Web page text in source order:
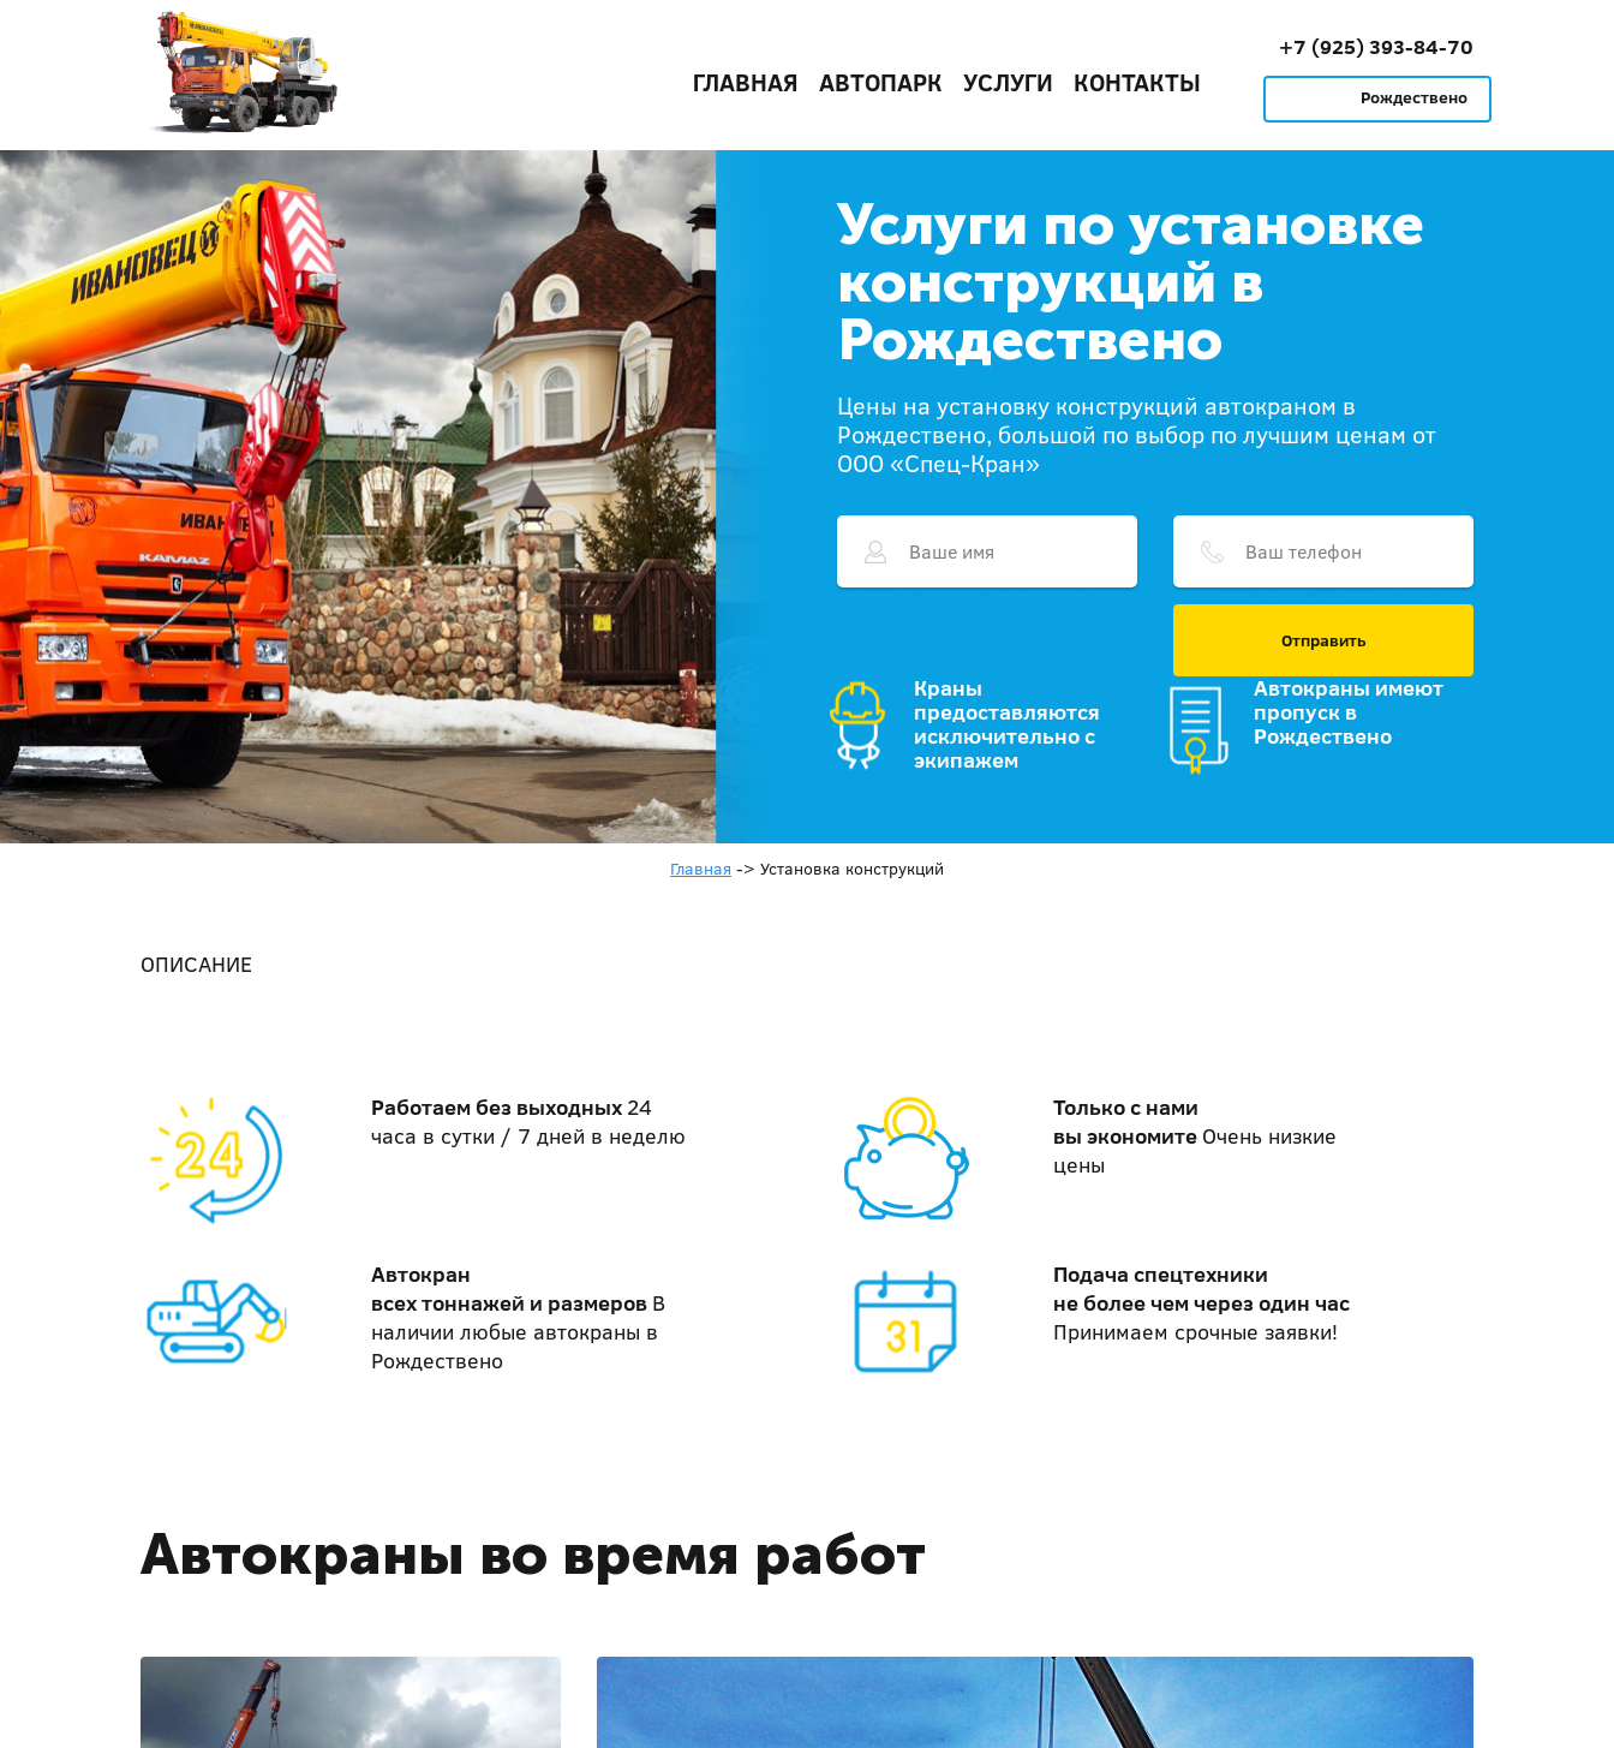
ГЛАВНАЯ АВТОПАРК УСЛУГИ КОНТАКТЫ
+7 (925) 393-84-70
Рождествено
Услуги по установке
конструкций в
Рождествено
Цены на установку конструкций автокраном в
Рождествено, большой по выбор по лучшим ценам от
ООО «Спец-Кран»
Отправить
Краны
предоставляются
исключительно с
экипажем
Автокраны имеют
пропуск в
Рождествено
Главная -> Установка конструкций
ОПИСАНИЕ
Работаем без выходных 24
часа в сутки / 7 дней в неделю
Только с нами
вы экономите Очень низкие
цены
Автокран
всех тоннажей и размеров В
наличии любые автокраны в
Рождествено
Подача спецтехники
не более чем через один час
Принимаем срочные заявки!
Автокраны во время работ